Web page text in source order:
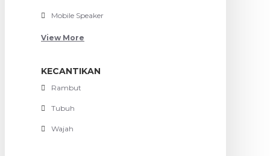
Mobile Speaker
View More
KECANTIKAN
Rambut
Tubuh
Wajah